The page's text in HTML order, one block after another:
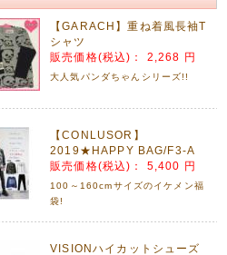
お値下げ!!
【GARACH】重ね着風長袖T
シャツ
販売価格(税込)： 2,268 円
大人気パンダちゃんシリーズ!!
【CONLUSOR】
2019★HAPPY BAG/F3-A
販売価格(税込)： 5,400 円
100～160cmサイズのイケメン福
袋!
VISIONハイカットシューズ